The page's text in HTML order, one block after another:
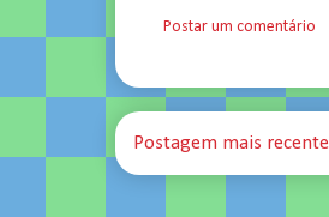
Postar um comentário
Postagem mais recente